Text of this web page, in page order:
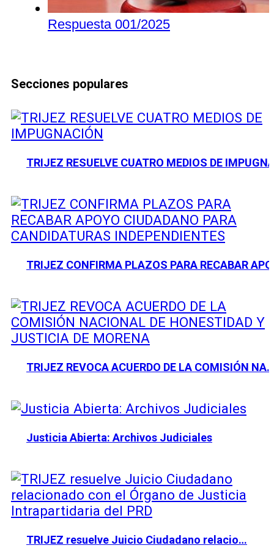
Respuesta 001/2025
Secciones populares
TRIJEZ RESUELVE CUATRO MEDIOS DE
TRIJEZ CONFIRMA PLAZOS PARA RECABAR
TRIJEZ REVOCA ACUERDO DE LA COMISIÓN
Justicia Abierta: Archivos Judiciales
TRIJEZ resuelve Juicio Ciudadano relacio…